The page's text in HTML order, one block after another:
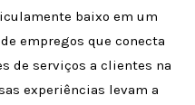
baixo em um
empregos que conecta
de serviços a clientes na
experiências levam a